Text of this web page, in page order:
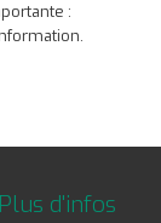
:
Plus d'infos